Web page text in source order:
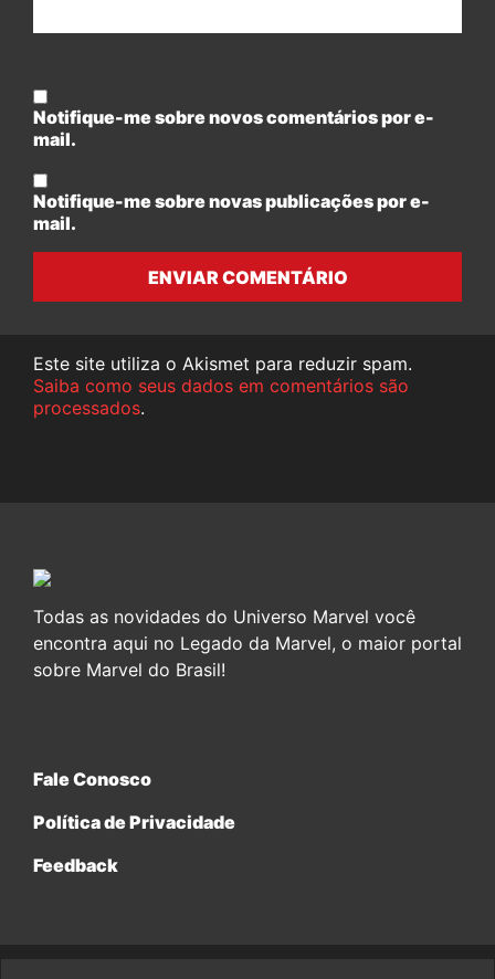
Notifique-me sobre novos comentários por e-
mail.
Notifique-me sobre novas publicações por e-
mail.
ENVIAR COMENTÁRIO
Este site utiliza o Akismet para reduzir spam.
Saiba como seus dados em comentários são
processados.
Todas as novidades do Universo Marvel você
encontra aqui no Legado da Marvel, o maior portal
sobre Marvel do Brasil!
Fale Conosco
Política de Privacidade
Feedback